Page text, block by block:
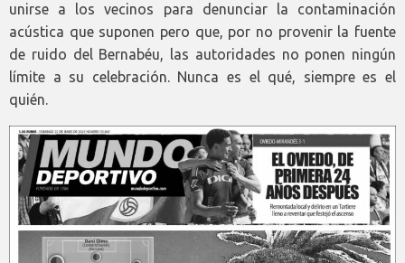
unirse a los vecinos para denunciar la contaminación
acústica que suponen pero que, por no provenir la fuente
de ruido del Bernabéu, las autoridades no ponen ningún
límite a su celebración. Nunca es el qué, siempre es el
quién.